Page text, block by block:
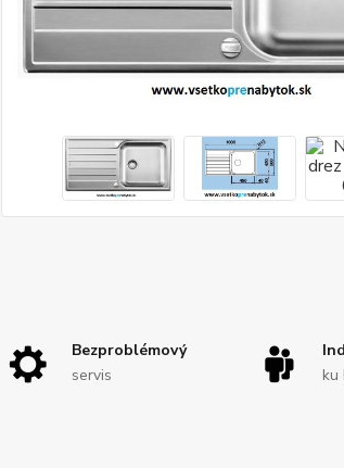
Bezproblémový
servis
ku